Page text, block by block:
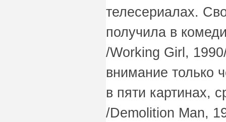
телесериалах.
получила в
/Working Girl,
внимание только
в пяти картинах,
/Demolition Man,